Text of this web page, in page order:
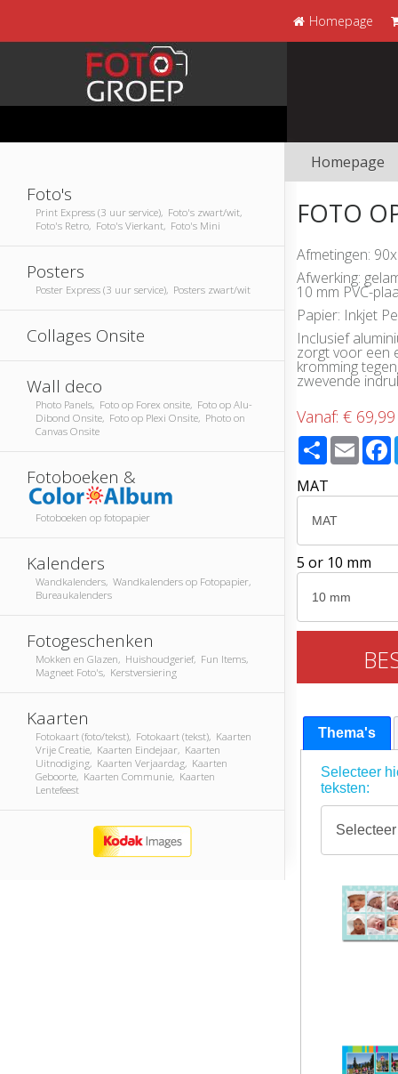
Homepage
Foto's
Print Express (3 uur service), Foto's zwart/wit,
Foto's Retro, Foto's Vierkant, Foto's Mini
Posters
Poster Express (3 uur service), Posters zwart/wit
Collages Onsite
Wall deco
Photo Panels, Foto op Forex onsite, Foto op Alu-
Dibond Onsite, Foto op Plexi Onsite, Photo on
Canvas Onsite
Fotoboeken &
Fotoboeken op fotopapier
Kalenders
Wandkalenders, Wandkalenders op Fotopapier,
Bureaukalenders
Fotogeschenken
Mokken en Glazen, Huishoudgerief, Fun Items,
Magneet Foto's, Kerstversiering
Kaarten
Fotokaart (foto/tekst), Fotokaart (tekst), Kaarten
Vrije Creatie, Kaarten Eindejaar, Kaarten
Uitnodiging, Kaarten Verjaardag, Kaarten
Geboorte, Kaarten Communie, Kaarten
Lentefeest
Homepage
FOTO
Afmetingen:
Afwerking:
10 mm PVC-
Papier: Inkjet
Inclusief
zorgt voor een
kromming
zwevende
Vanaf:€ 69,99
ShareEmail
MAT
5 or 10 mm
Thema's
Selecteer
teksten: